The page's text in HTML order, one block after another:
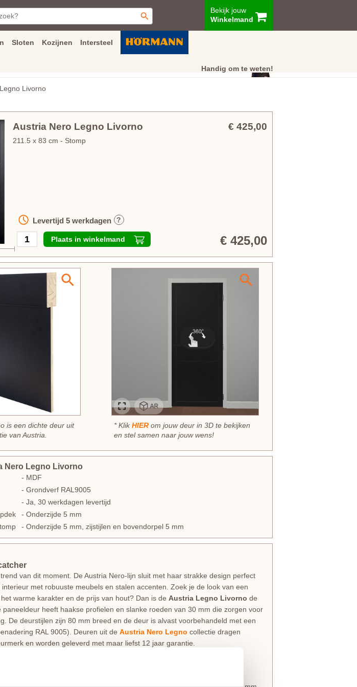
Bekijk jouw
Winkelmand
Sloten Kozijnen Intersteel
Handig om te weten!
Klantenservice
Livorno
Austria Nero Legno Livorno € 425,00
211.5 x 83 cm - Stomp
Plaats in winkelmand
Levertijd 5werkdagen ?
€ 425,00
is een dichte deur uit
van Austria.
* KlikHIER om jouw deur in 3D te bekijken
en stel samen naar jouw wens!
Nero Legno Livorno
- MDF
- Grondverf RAL9005
- Ja, 30 werkdagen levertijd
- Onderzijde 5 mm
- Onderzijde 5 mm, zijstijlen en bovendorpel 5 mm
van dit moment. De Austria Nero-lijn sluit met haar strakke design perfect
met robuuste meubels en stalen accenten. Zoek je de look van een
warme karakter en de prijs van hout? Dan is de Austria Legno Livorno de
paneeldeur heeft haakse profielen en slanke roeden van 30 mm die zorgen voor
De deurstijlen zijn 80 mm breed en de deur is alvast voorbehandeld met een
RAL 9005). Deuren uit de Austria Nero Legno collectie dragen
en worden geleverd met maar liefst 12 jaar garantie.